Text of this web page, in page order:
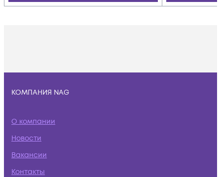
КОМПАНИЯ NAG
О компании
Новости
Вакансии
Контакты